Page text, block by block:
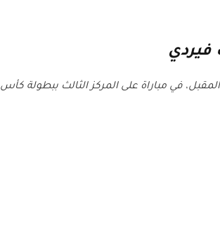
فيردي
في مباراة على المركز الثالث ببطولة كأس